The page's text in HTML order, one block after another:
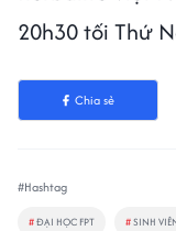
20h30 tối Thứ
Chia sẻ
#Hashtag
#ĐẠI HỌC FPT #SINH